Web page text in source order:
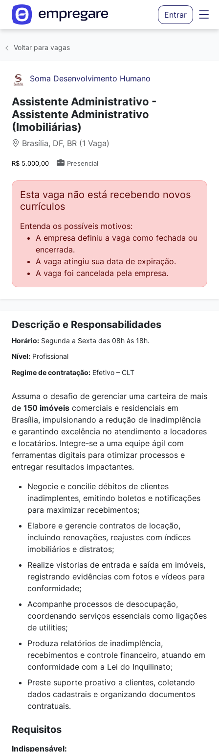
Entrar
Voltar para vagas
Soma Desenvolvimento Humano
Assistente Administrativo -
Assistente Administrativo
(Imobiliárias)
Brasília, DF, BR (1 Vaga)
R$ 5.000,00 Presencial
Esta vaga não está recebendo novos
currículos
Entenda os possíveis motivos:
A empresa definiu a vaga como fechada ou
encerrada.
A vaga atingiu sua data de expiração.
A vaga foi cancelada pela empresa.
Descrição e Responsabilidades
Horário: Segunda a Sexta das 08h às 18h.
Nível: Profissional
Regime de contratação: Efetivo – CLT
Assuma o desafio de gerenciar uma carteira de mais
de 150 imóveis comerciais e residenciais em
Brasília, impulsionando a redução de inadimplência
e garantindo excelência no atendimento a locadores
e locatários. Integre-se a uma equipe ágil com
ferramentas digitais para otimizar processos e
entregar resultados impactantes.
Negocie e concilie débitos de clientes
inadimplentes, emitindo boletos e notificações
para maximizar recebimentos;
Elabore e gerencie contratos de locação,
incluindo renovações, reajustes com índices
imobiliários e distratos;
Realize vistorias de entrada e saída em imóveis,
registrando evidências com fotos e vídeos para
conformidade;
Acompanhe processos de desocupação,
coordenando serviços essenciais como ligações
de utilities;
Produza relatórios de inadimplência,
recebimentos e controle financeiro, atuando em
conformidade com a Lei do Inquilinato;
Preste suporte proativo a clientes, coletando
dados cadastrais e organizando documentos
contratuais.
Requisitos
Indispensável: